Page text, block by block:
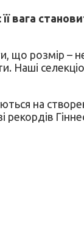
вага
що розмір –
Наші
на
рекордів